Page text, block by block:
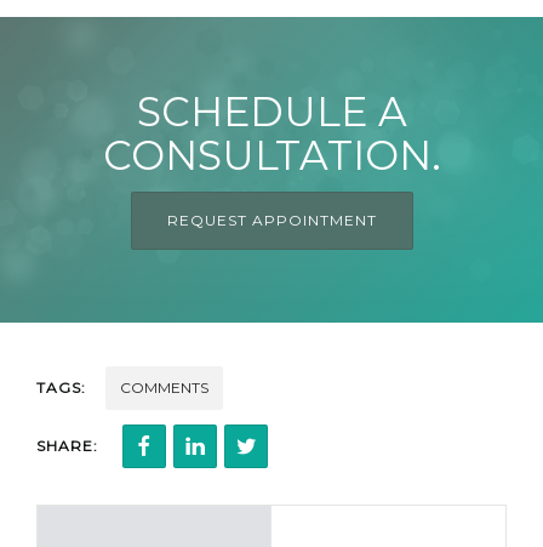
SCHEDULE A
CONSULTATION.
REQUEST APPOINTMENT
TAGS: COMMENTS
SHARE: